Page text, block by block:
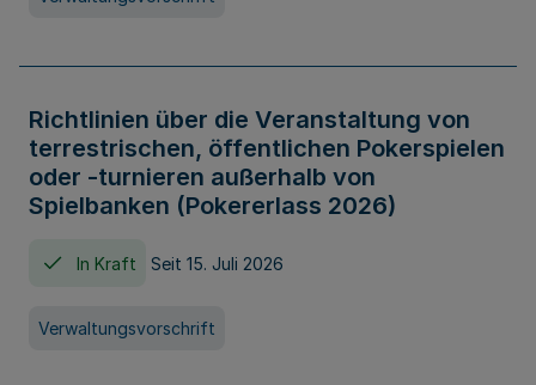
Richtlinien über die Veranstaltung von
terrestrischen, öffentlichen Pokerspielen
oder -turnieren außerhalb von
Spielbanken (Pokererlass 2026)
In Kraft Seit 15. Juli 2026
Verwaltungsvorschrift